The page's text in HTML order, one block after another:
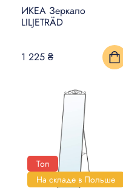
ИКЕА Зеркало
LILJETRÄD
1 225 ₴
Топ
На складе в Польше